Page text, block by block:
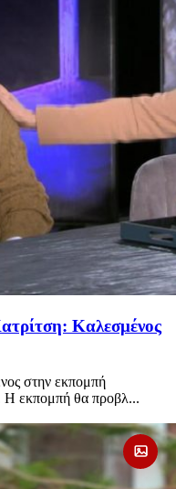
Καλεσμένος
στην εκπομπή
Η εκπομπή θα προβλ...